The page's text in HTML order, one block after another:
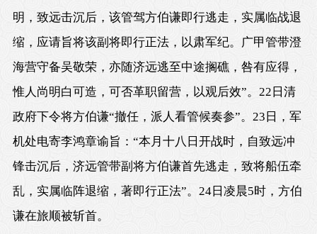
明，致远击沉后，该管驾方伯谦即行逃走，实属临战退
缩，应请旨将该副将即行正法，以肃军纪。广甲管带澄
海营守备吴敬荣，亦随济远逃至中途搁礁，咎有应得，
惟人尚明白可造，可否革职留营，以观后效”。22日清
政府下令将方伯谦“撤任，派人看管候奏参”。23日，军
机处电寄李鸿章谕旨：“本月十八日开战时，自致远冲
锋击沉后，济远管带副将方伯谦首先逃走，致将船伍牵
乱，实属临阵退缩，著即行正法”。24日凌晨5时，方伯
谦在旅顺被斩首。